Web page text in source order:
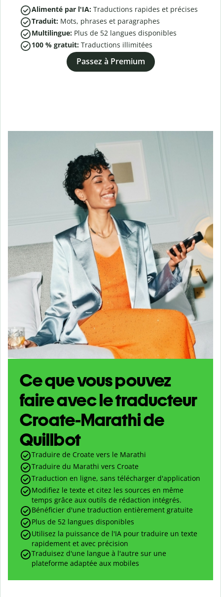
Alimenté par l'IA: Traductions rapides et précises
Traduit: Mots, phrases et paragraphes
Multilingue: Plus de 52 langues disponibles
100 % gratuit: Traductions illimitées
Passez à Premium
Ce que vous pouvez
faire avec le traducteur
Croate-Marathi de
Quillbot
Traduire de Croate vers le Marathi
Traduire du Marathi vers Croate
Traduction en ligne, sans télécharger d'application
Modifiez le texte et citez les sources en même
temps grâce aux outils de rédaction intégrés.
Bénéficier d'une traduction entièrement gratuite
Plus de 52 langues disponibles
Utilisez la puissance de l'IA pour traduire un texte
rapidement et avec précision
Traduisez d'une langue à l'autre sur une
plateforme adaptée aux mobiles